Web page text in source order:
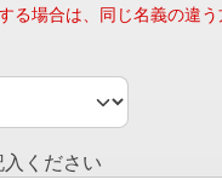
る場合は、同じ名義の違
ください